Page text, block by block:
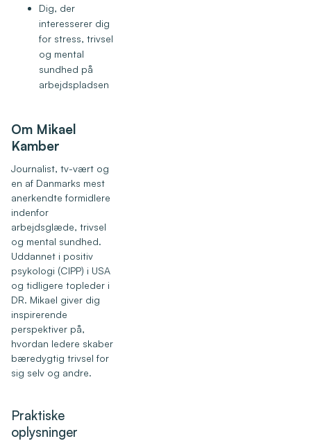
Dig, der
interesserer dig
for stress, trivsel
og mental
sundhed på
arbejdspladsen
Om Mikael
Kamber
Journalist, tv-vært og
en af Danmarks mest
anerkendte formidlere
indenfor
arbejdsglæde, trivsel
og mental sundhed.
Uddannet i positiv
psykologi (CIPP) i USA
og tidligere topleder i
DR. Mikael giver dig
inspirerende
perspektiver på,
hvordan ledere skaber
bæredygtig trivsel for
sig selv og andre.
Praktiske
oplysninger